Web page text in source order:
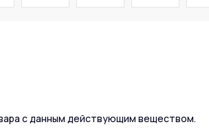
с данным действующим веществом.